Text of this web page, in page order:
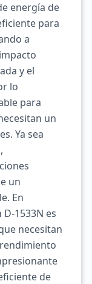
energía de
para
a
y el
lo
para
un
Ya sea
un
En
1533N es
necesitan
de